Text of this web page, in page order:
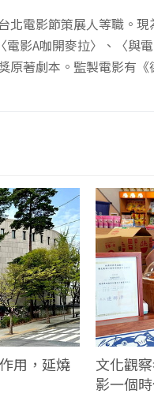
電影節策展人等職。
影A咖開麥拉〉、〈與
原著劇本。監製電影有
用，延燒
文化觀
影一個